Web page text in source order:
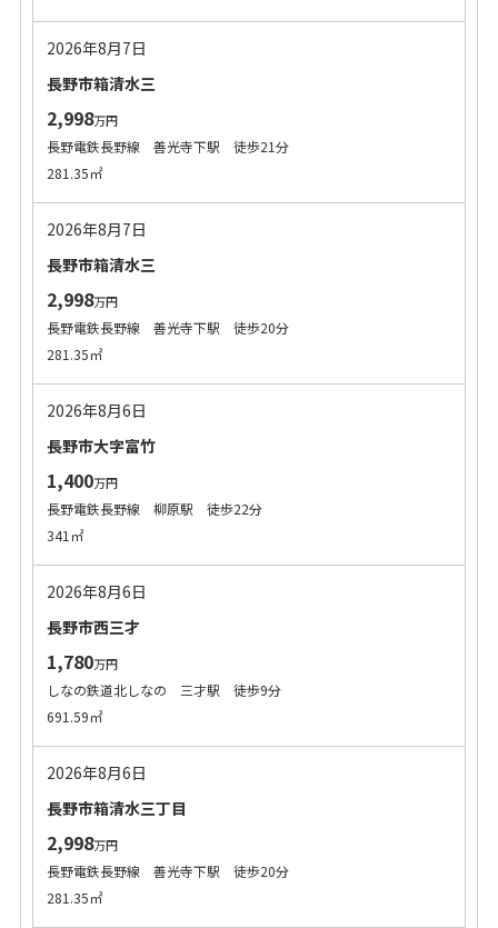
2026年8月7日
長野市箱清水三
2,998万円
長野電鉄長野線 善光寺下駅 徒歩21分
281.35㎡
2026年8月7日
長野市箱清水三
2,998万円
長野電鉄長野線 善光寺下駅 徒歩20分
281.35㎡
2026年8月6日
長野市大字富竹
1,400万円
長野電鉄長野線 柳原駅 徒歩22分
341㎡
2026年8月6日
長野市西三才
1,780万円
しなの鉄道北しなの 三才駅 徒歩9分
691.59㎡
2026年8月6日
長野市箱清水三丁目
2,998万円
長野電鉄長野線 善光寺下駅 徒歩20分
281.35㎡